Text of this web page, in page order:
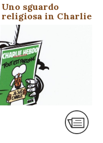
sguardo
in Charlie